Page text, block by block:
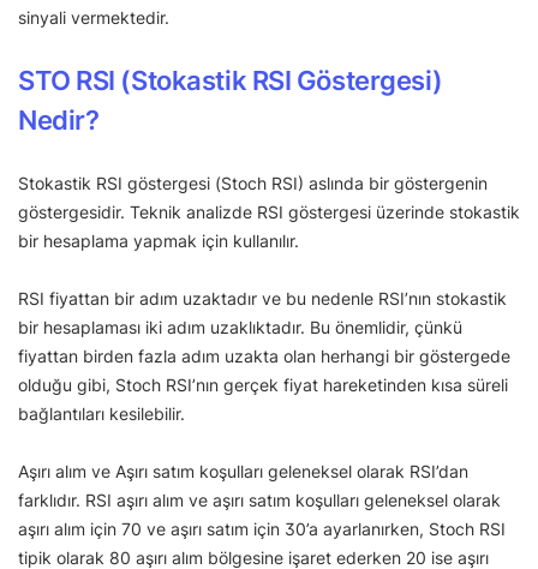
sinyali vermektedir.
STO RSI (Stokastik RSI Göstergesi)
Nedir?
Stokastik RSI göstergesi (Stoch RSI) aslında bir göstergenin
göstergesidir. Teknik analizde RSI göstergesi üzerinde stokastik
bir hesaplama yapmak için kullanılır.
RSI fiyattan bir adım uzaktadır ve bu nedenle RSI’nın stokastik
bir hesaplaması iki adım uzaklıktadır. Bu önemlidir, çünkü
fiyattan birden fazla adım uzakta olan herhangi bir göstergede
olduğu gibi, Stoch RSI’nın gerçek fiyat hareketinden kısa süreli
bağlantıları kesilebilir.
Aşırı alım ve Aşırı satım koşulları geleneksel olarak RSI’dan
farklıdır. RSI aşırı alım ve aşırı satım koşulları geleneksel olarak
aşırı alım için 70 ve aşırı satım için 30’a ayarlanırken, Stoch RSI
tipik olarak 80 aşırı alım bölgesine işaret ederken 20 ise aşırı